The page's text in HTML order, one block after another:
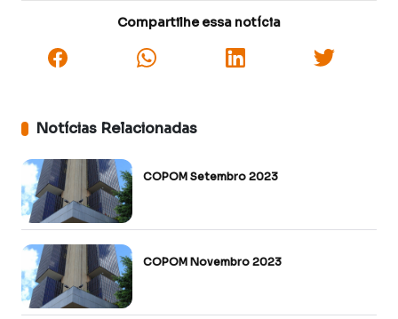
Compartilhe essa notícia
Notícias Relacionadas
COPOM Setembro 2023
COPOM Novembro 2023